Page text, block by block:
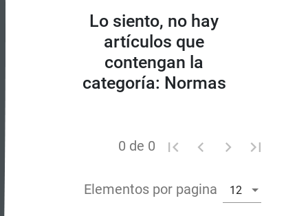
Lo siento, no hay
artículos que
contengan la
categoría: Normas
Elementos por pagina 12
0 de 0